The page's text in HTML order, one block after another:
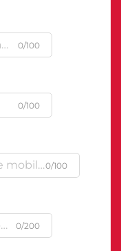
0/100
0/100
0/100
0/200